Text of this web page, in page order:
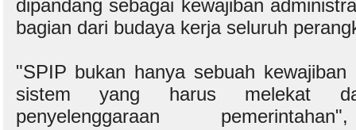
dipandang sebagai kewajiban
bagian dari budaya kerja seluruh
"SPIP bukan hanya sebuah kewajiban
sistem yang harus melekat
penyelenggaraan